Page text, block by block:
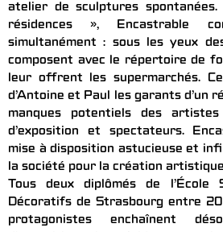
atelier de sculptures
résidences », Encastrable
simultanément : sous les yeux
composent avec le répertoire de
leur offrent les supermarchés.
d’Antoine et Paul les garants d’un
manques potentiels des
d’exposition et spectateurs.
mise à disposition astucieuse et
la société pour la création
Tous deux diplômés de l’École
Décoratifs de Strasbourg entre
protagonistes enchaînent